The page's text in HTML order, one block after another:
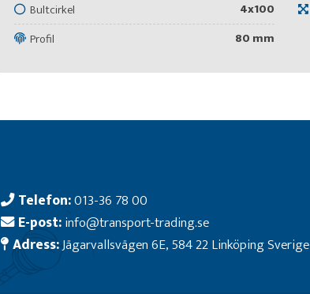
Bultcirkel
4x100
Profil
80 mm
Telefon:013-36 78 00
E-post:info@transport-trading.se
Adress:Jägarvallsvägen 6E, 584 22 Linköping Sverige